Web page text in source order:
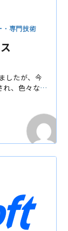
・専門技術
したが、今
、色々なサ
よいかと